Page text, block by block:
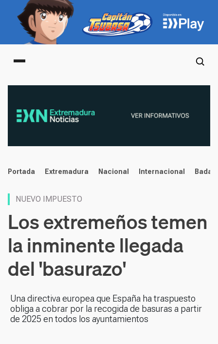
Main menu
noticias
Portada Extremadura Nacional Internacional
NUEVO IMPUESTO
Los extremeños temen
la inminente llegada
del 'basurazo'
Una directiva europea que España ha traspuesto
obliga a cobrar por la recogida de basuras a partir
de 2025 en todos los ayuntamientos